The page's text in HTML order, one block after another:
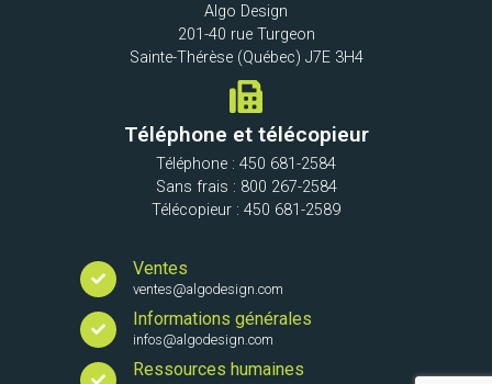
Algo Design
201-40 rue Turgeon
Sainte-Thérèse (Québec) J7E 3H4
Téléphone et télécopieur
Téléphone : 450 681-2584
Sans frais : 800 267-2584
Télécopieur : 450 681-2589
Ventes
ventes@algodesign.com
Informations générales
infos@algodesign.com
Ressources humaines